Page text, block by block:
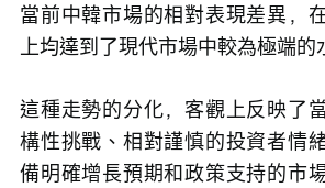
當前中韓市場的相對表現差異，
上均達到了現代市場中較為極端的
這種走勢的分化，客觀上反映了
構性挑戰、相對謹慎的投資者情
備明確增長預期和政策支持的市